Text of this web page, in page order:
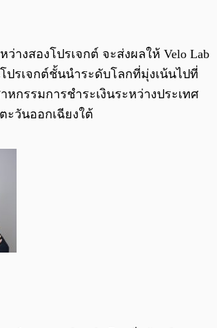
ว่างสองโปรเจกต์ จะส่งผลให้ Velo Lab
ปรเจกต์ชั้นนำระดับโลกที่มุ่งเน้นไปที่
หกรรมการชำระเงินระหว่างประเทศ
ะวันออกเฉียงใต้